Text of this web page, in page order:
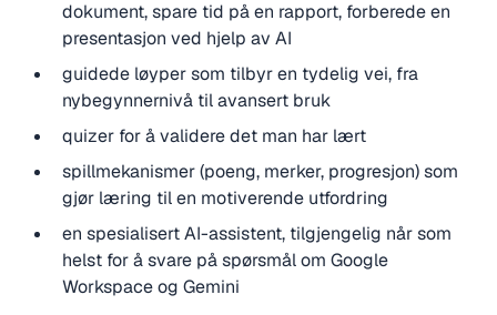
dokument, spare tid på en rapport, forberede en
presentasjon ved hjelp av AI
guidede løyper som tilbyr en tydelig vei, fra
nybegynnernivå til avansert bruk
quizer for å validere det man har lært
spillmekanismer (poeng, merker, progresjon) som
gjør læring til en motiverende utfordring
en spesialisert AI-assistent, tilgjengelig når som
helst for å svare på spørsmål om Google
Workspace og Gemini